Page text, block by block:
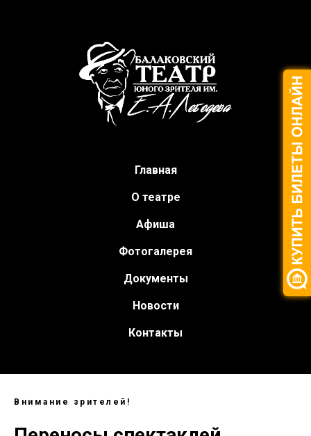
Главная
О театре
Афиша
Фотогалерея
Документы
Новости
Контакты
Внимание зрителей!